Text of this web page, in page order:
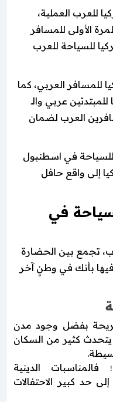
للعرب العملية،
الأولى للمسافر
للسياحة للعرب
للمسافر العربي، كما
عربي والـ
العرب لضمان
للسياحة في اسطنبول
إلى واقع حافل
في
تجمع بين الحضارة
فيها بأنك في وطنٍ آخر
بفضل وجود مدن
كثير من السكان
فالمناسبات الدينية
حد كبير الاحتفالات